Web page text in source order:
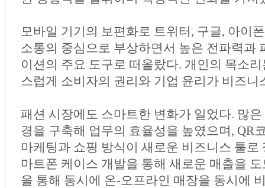
모바일 기기의 보편화로 트위터, 구글, 아이
소통의 중심으로 부상하면서 높은 전파력과
이션의 주요 도구로 떠올랐다. 개인의 목소
스럽게 소비자의 권리와 기업 윤리가 비즈
패션 시장에도 스마트한 변화가 일었다. 많
경을 구축해 업무의 효율성을 높였으며, QR
마케팅과 쇼핑 방식이 새로운 비즈니스 툴
마트폰 케이스 개발을 통해 새로운 매출을
을 통해 동시에 온-오프라인 매장을 동시에